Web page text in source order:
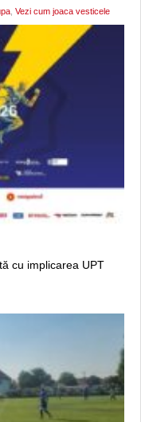
Vezi cum joaca vesticele
cu implicarea UPT